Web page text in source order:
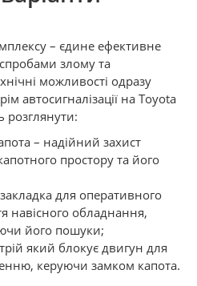
– єдине ефективне
злому та
можливості одразу
автосигналізації на Toyota
розглянути:
– надійний захист
простору та його
для оперативного
навісного обладнання,
його пошуки;
який блокує двигун для
керуючи замком капота.